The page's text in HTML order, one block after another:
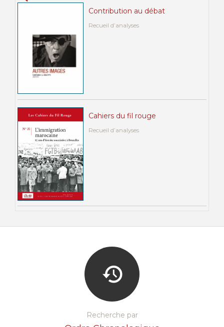
Contribution au débat
Recueil d’analyses
Cahiers du fil rouge
Recueil d’analyses
Recherche par